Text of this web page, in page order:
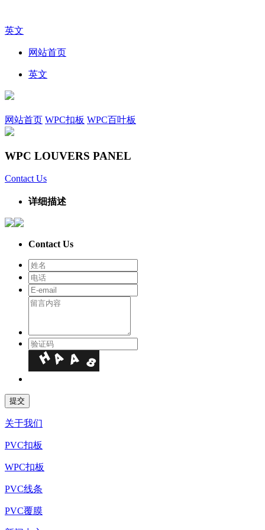
英文
网站首页
英文
网站首页 WPC扣板 WPC百叶板
WPC LOUVERS PANEL
Contact Us
详细描述
Contact Us
关于我们
PVC扣板
WPC扣板
PVC线条
PVC覆膜